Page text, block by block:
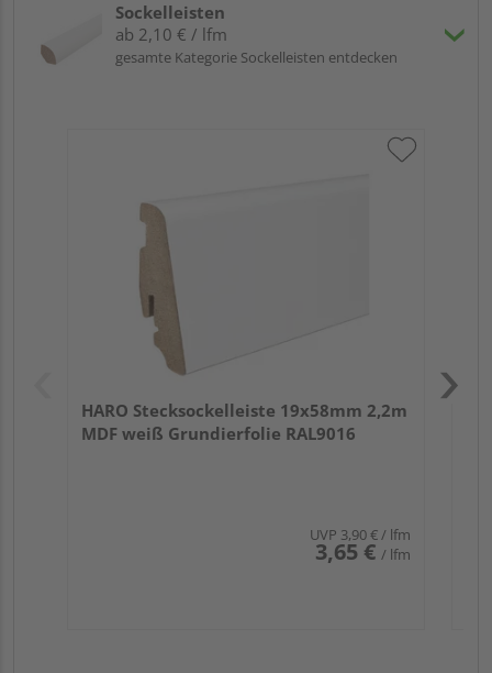
Sockelleisten
ab 2,10 € / lfm
gesamte Kategorie Sockelleisten entdecken
HARO Stecksockelleiste 19x58mm 2,2m
MDF weiß Grundierfolie RAL9016
UVP 3,90 €/ lfm
3,65 € / lfm